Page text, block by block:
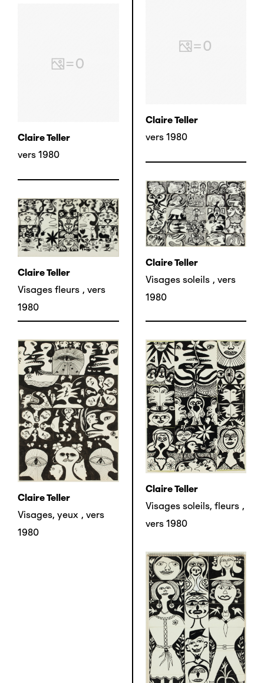
Claire Teller
vers 1980
Claire Teller
vers 1980
Claire Teller
Visages soleils , vers
1980
Claire Teller
Visages fleurs , vers
1980
Claire Teller
Visages, yeux , vers
1980
Claire Teller
Visages soleils, fleurs ,
vers 1980